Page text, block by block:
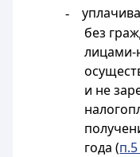
-
без
лицами-
и не
года (